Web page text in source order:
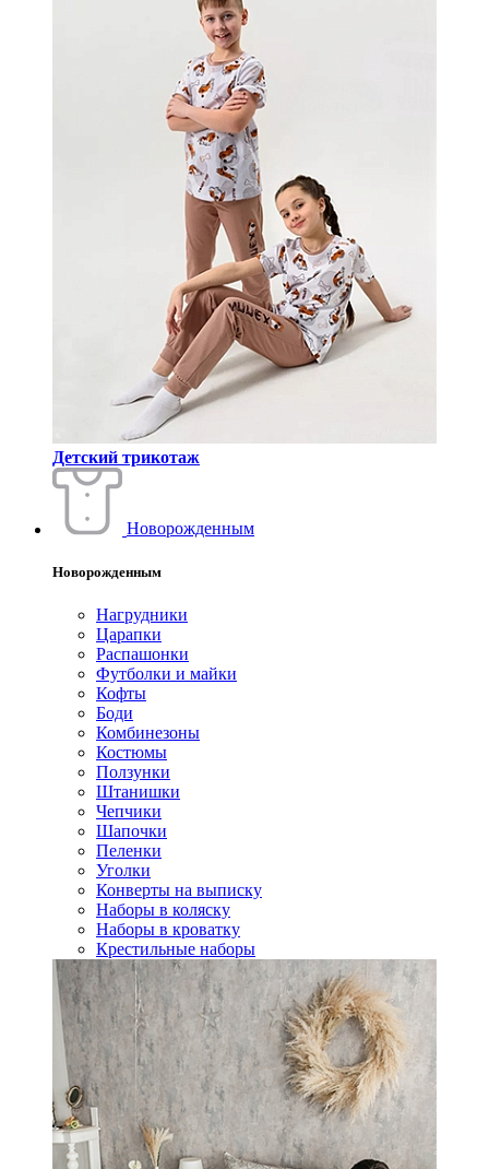
Детский трикотаж
Новорожденным
Новорожденным
Нагрудники
Царапки
Распашонки
Футболки и майки
Кофты
Боди
Комбинезоны
Костюмы
Ползунки
Штанишки
Чепчики
Шапочки
Пеленки
Уголки
Конверты на выписку
Наборы в коляску
Наборы в кроватку
Крестильные наборы